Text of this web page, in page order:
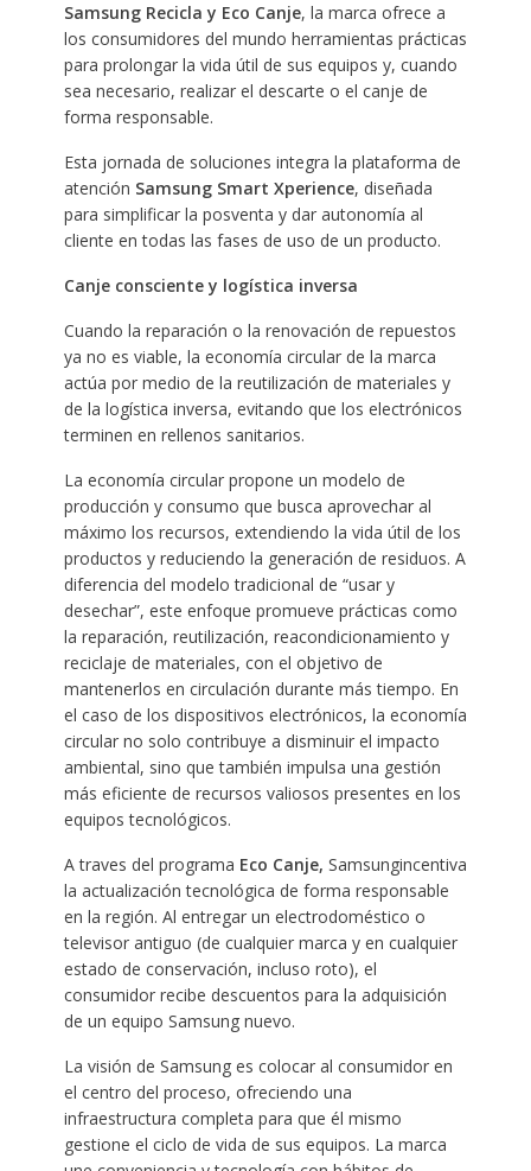
Samsung Recicla y Eco Canje, la marca ofrece a
los consumidores del mundo herramientas prácticas
para prolongar la vida útil de sus equipos y, cuando
sea necesario, realizar el descarte o el canje de
forma responsable.
Esta jornada de soluciones integra la plataforma de
atención Samsung Smart Xperience, diseñada
para simplificar la posventa y dar autonomía al
cliente en todas las fases de uso de un producto.
Canje consciente y logística inversa
Cuando la reparación o la renovación de repuestos
ya no es viable, la economía circular de la marca
actúa por medio de la reutilización de materiales y
de la logística inversa, evitando que los electrónicos
terminen en rellenos sanitarios.
La economía circular propone un modelo de
producción y consumo que busca aprovechar al
máximo los recursos, extendiendo la vida útil de los
productos y reduciendo la generación de residuos. A
diferencia del modelo tradicional de “usar y
desechar”, este enfoque promueve prácticas como
la reparación, reutilización, reacondicionamiento y
reciclaje de materiales, con el objetivo de
mantenerlos en circulación durante más tiempo. En
el caso de los dispositivos electrónicos, la economía
circular no solo contribuye a disminuir el impacto
ambiental, sino que también impulsa una gestión
más eficiente de recursos valiosos presentes en los
equipos tecnológicos.
A traves del programa Eco Canje, Samsungincentiva
la actualización tecnológica de forma responsable
en la región. Al entregar un electrodoméstico o
televisor antiguo (de cualquier marca y en cualquier
estado de conservación, incluso roto), el
consumidor recibe descuentos para la adquisición
de un equipo Samsung nuevo.
La visión de Samsung es colocar al consumidor en
el centro del proceso, ofreciendo una
infraestructura completa para que él mismo
gestione el ciclo de vida de sus equipos. La marca